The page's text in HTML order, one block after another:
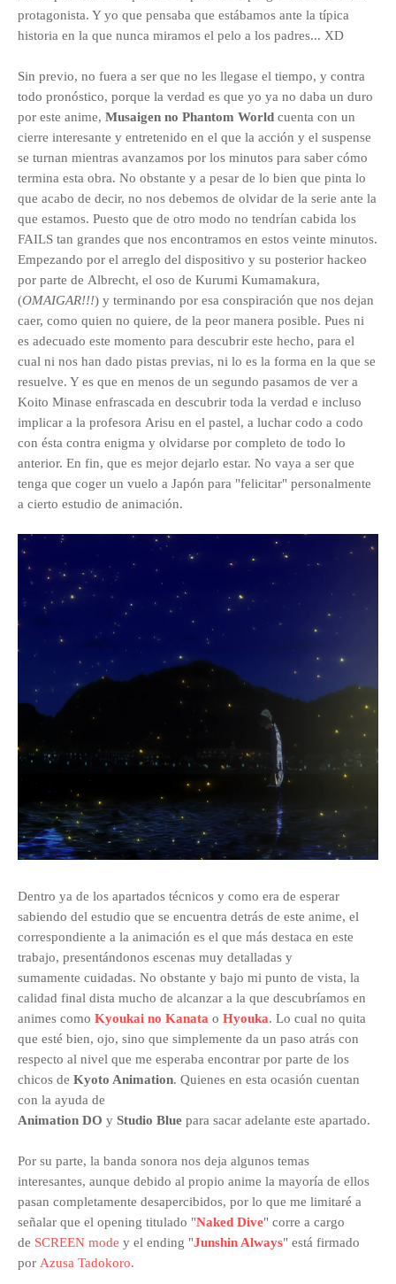
protagonista. Y yo que pensaba que estábamos ante la típica
historia en la que nunca miramos el pelo a los padres... XD
Sin previo, no fuera a ser que no les llegase el tiempo, y contra
todo pronóstico, porque la verdad es que yo ya no daba un duro
por este anime, Musaigen no Phantom World cuenta con un
cierre interesante y entretenido en el que la acción y el suspense
se turnan mientras avanzamos por los minutos para saber cómo
termina esta obra. No obstante y a pesar de lo bien que pinta lo
que acabo de decir, no nos debemos de olvidar de la serie ante la
que estamos. Puesto que de otro modo no tendrían cabida los
FAILS tan grandes que nos encontramos en estos veinte minutos.
Empezando por el arreglo del dispositivo y su posterior hackeo
por parte de Albrecht, el oso de Kurumi Kumamakura,
(OMAIGAR!!!) y terminando por esa conspiración que nos dejan
caer, como quien no quiere, de la peor manera posible. Pues ni
es adecuado este momento para descubrir este hecho, para el
cual ni nos han dado pistas previas, ni lo es la forma en la que se
resuelve. Y es que en menos de un segundo pasamos de ver a
Koito Minase enfrascada en descubrir toda la verdad e incluso
implicar a la profesora Arisu en el pastel, a luchar codo a codo
con ésta contra enigma y olvidarse por completo de todo lo
anterior. En fin, que es mejor dejarlo estar. No vaya a ser que
tenga que coger un vuelo a Japón para "felicitar" personalmente
a cierto estudio de animación.
Dentro ya de los apartados técnicos y como era de esperar
sabiendo del estudio que se encuentra detrás de este anime, el
correspondiente a la animación es el que más destaca en este
trabajo, presentándonos escenas muy detalladas y
sumamente cuidadas. No obstante y bajo mi punto de vista, la
calidad final dista mucho de alcanzar a la que descubríamos en
animes como Kyoukai no Kanata o Hyouka. Lo cual no quita
que esté bien, ojo, sino que simplemente da un paso atrás con
respecto al nivel que me esperaba encontrar por parte de los
chicos de Kyoto Animation. Quienes en esta ocasión cuentan
con la ayuda de
Animation DO y Studio Blue para sacar adelante este apartado.
Por su parte, la banda sonora nos deja algunos temas
interesantes, aunque debido al propio anime la mayoría de ellos
pasan completamente desapercibidos, por lo que me limitaré a
señalar que el opening titulado "Naked Dive" corre a cargo
de SCREEN mode y el ending "Junshin Always" está firmado
por Azusa Tadokoro.